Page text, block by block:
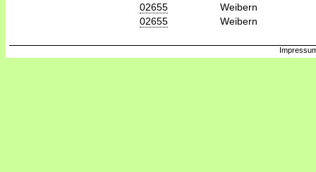
02655
Weibern
02655
Weibern